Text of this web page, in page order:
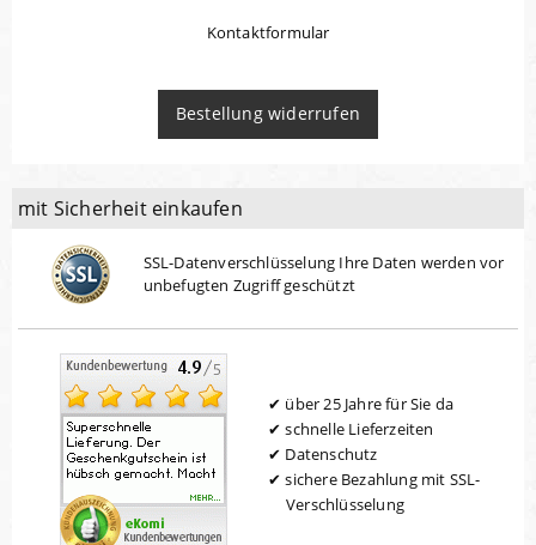
Kontaktformular
Bestellung widerrufen
mit Sicherheit einkaufen
SSL-Datenverschlüsselung Ihre Daten werden vor
unbefugten Zugriff geschützt
über 25 Jahre für Sie da
schnelle Lieferzeiten
Datenschutz
sichere Bezahlung mit SSL-
Verschlüsselung